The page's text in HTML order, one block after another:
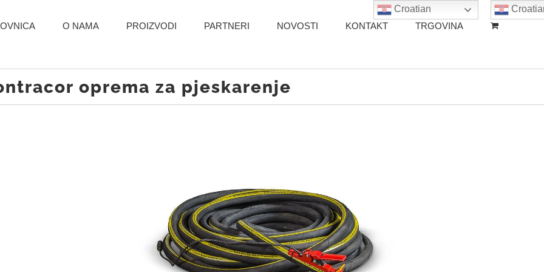
O NAMA PROIZVODI PARTNERI NOVOSTI KONTAKT TRGOVINA
oprema za pjeskarenje
Croatian